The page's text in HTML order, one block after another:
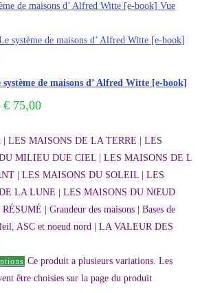
Vue
de maisons d’ Alfred Witte [e-book]
€ 75,00
| LES MAISONS DE LA TERRE | LES
MILIEU DUE CIEL | LES MAISONS DE L
| LES MAISONS DU SOLEIL | LES
LA LUNE | LES MAISONS DU NŒUD
| Grandeur des maisons | Bases de
ASC et noeud nord | LA VALEUR DES
Ce produit a plusieurs variations. Les
être choisies sur la page du produit